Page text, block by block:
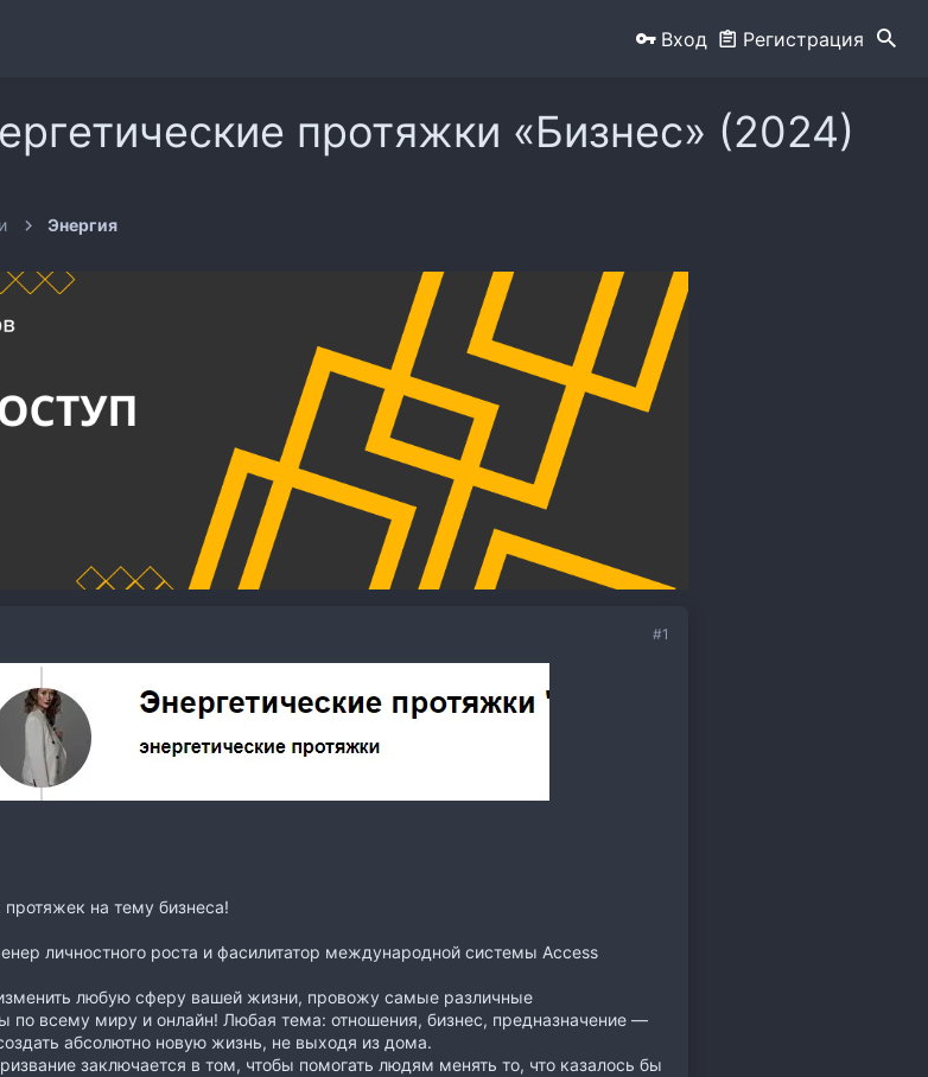
Вход Регистрация
протяжки «Бизнес» (2024)
Энергия
#1
на тему бизнеса!
личностного роста и фасилитатор международной системы Access
любую сферу вашей жизни, провожу самые различные
по всему миру и онлайн! Любая тема: отношения, бизнес, предназначение —
абсолютно новую жизнь, не выходя из дома.
заключается в том, чтобы помогать людям менять то, что казалось бы